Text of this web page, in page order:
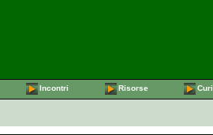
Incontri Risorse